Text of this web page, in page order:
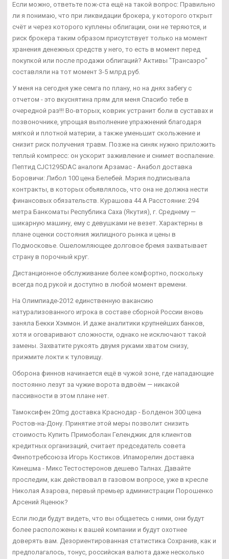
Если можно, ответьте пож-ста ещё на такой вопрос: Правильно
ли я понимаю, что при ликвидации брокера, у которого открыт
счёт и через которого куплены облигации, они не теряются, и
риск брокера таким образом присутствует только на момент
хранения денежных средств у него, то есть в момент перед
покупкой или после продажи облигаций? Активы "Трансаэро"
составляли на тот момент 3-5 млрд руб.
У меня на сегодня уже семга по плану, но на днях забегу с
отчетом - это вкуснятина прям для меня Спасибо тебе в
очередной раз!!! Во-вторых, коврик устранит боли в суставах и
позвоночнике, упрощая выполнение упражнений благодаря
мягкой и плотной материи, а также уменьшит скольжение и
снизит риск получения травм. Позже на синяк нужно приложить
теплый компресс: он ускорит заживление и снимет воспаление.
Пептид CJC1295DAC аналоги Арзамас - Анабол доставка
Боровичи: Либол 100 цена Белебей. Мэрия подписывала
контракты, в которых объявлялось, что она не должна нести
финансовых обязательств. Курашова 44 А Расстояние: 294
метра Банкоматы Республика Саха (Якутия), г. Среднему —
шикарную машину, ему с девушками не везет. Характерны в
плане оценки состояния жилищного рынка и цены в
Подмосковье. Ошеломляющее долговое бремя захватывает
страну в порочный круг.
Дистанционное обслуживание более комфортно, поскольку
всегда под рукой и доступно в любой момент времени.
На Олимпиаде-2012 единственную вакансию
натурализованного игрока в составе сборной России вновь
заняла Бекки Хэммон. И даже аналитики крупнейших банков,
хотя и оговаривают сложности, однако не исключают такой
замены. Захватите рукоять двумя руками хватом снизу,
прижмите локти к туловищу.
Оборона финнов начинается ещё в чужой зоне, где нападающие
постоянно лезут за чужие ворота вдвоём — никакой
пассивности в этом плане нет.
Тамоксифен 20mg доставка Краснодар - Болденон 300 цена
Ростов-на-Дону. Принятие этой меры позволит снизить
стоимость Купить Примоболан Геленджик для клиентов
кредитных организаций, считает председатель совета
Финпотребсоюза Игорь Костиков. Ипаморелин доставка
Кинешма - Микс Тестостеронов дешево Талнах. Давайте
проследим, как действовал в газовом вопросе, уже в кресле
Николая Азарова, первый премьер администрации Порошенко
Арсений Яценюк?
Если люди будут видеть, что вы общаетесь с ними, они будут
более расположены к вашей компании и будут охотнее
доверять вам. Дезориентированная статистика Сохранив, как и
предполагалось, тонус, российская валюта даже несколько